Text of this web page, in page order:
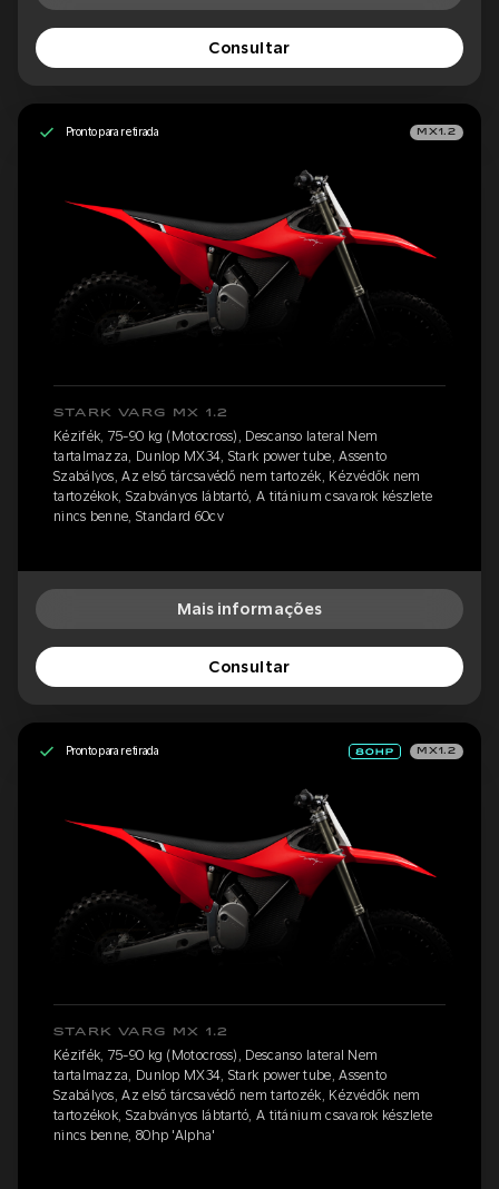
Consultar
Pronto para retirada MX1.2
STARK VARG MX 1.2
Kézifék, 75-90 kg (Motocross), Descanso lateral Nem
tartalmazza, Dunlop MX34, Stark power tube, Assento
Szabályos, Az első tárcsavédő nem tartozék, Kézvédők nem
tartozékok, Szabványos lábtartó, A titánium csavarok készlete
nincs benne, Standard 60cv
Mais informações
Consultar
Pronto para retirada MX1.2
STARK VARG MX 1.2
Kézifék, 75-90 kg (Motocross), Descanso lateral Nem
tartalmazza, Dunlop MX34, Stark power tube, Assento
Szabályos, Az első tárcsavédő nem tartozék, Kézvédők nem
tartozékok, Szabványos lábtartó, A titánium csavarok készlete
nincs benne, 80hp 'Alpha'